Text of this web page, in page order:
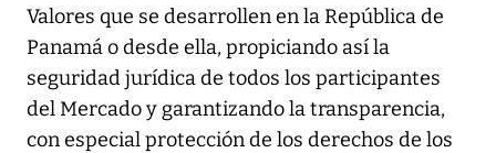
Valores que se desarrollen en la República de
Panamá o desde ella, propiciando así la
seguridad jurídica de todos los participantes
del Mercado y garantizando la transparencia,
con especial protección de los derechos de los